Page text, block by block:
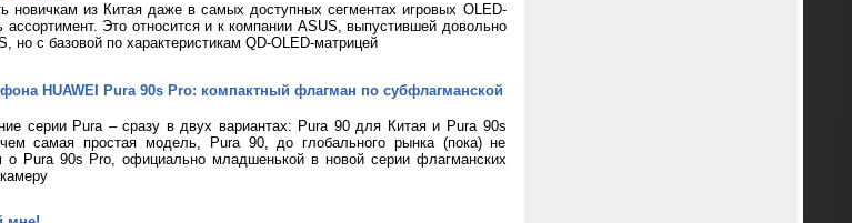
новичкам из Китая даже в самых доступных сегментах игровых OLED-
Это относится и к компании ASUS, выпустившей довольно
с базовой по характеристикам QD-OLED-матрицей
HUAWEI Pura 90s Pro: компактный флагман по субфлагманской
серии Pura – сразу в двух вариантах: Pura 90 для Китая и Pura 90s
самая простая модель, Pura 90, до глобального рынка (пока) не
о Pura 90s Pro, официально младшенькой в новой серии флагманских